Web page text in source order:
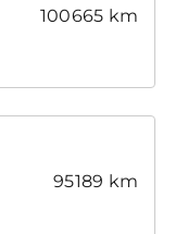
100665 km
95189 km